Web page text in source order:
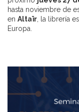
hasta noviembre de
en Altaïr , la librería
Europa.